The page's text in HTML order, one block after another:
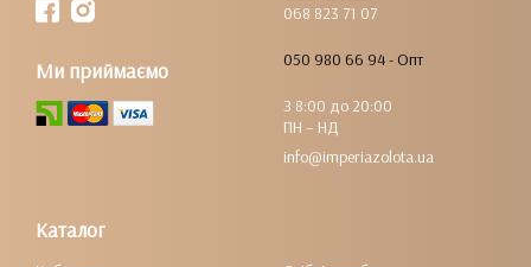
068 823 71 07
050 980 66 94 - Опт
З 8:00 до 20:00
ПН – НД
info@imperiazolota.ua
Ми приймаємо
Каталог